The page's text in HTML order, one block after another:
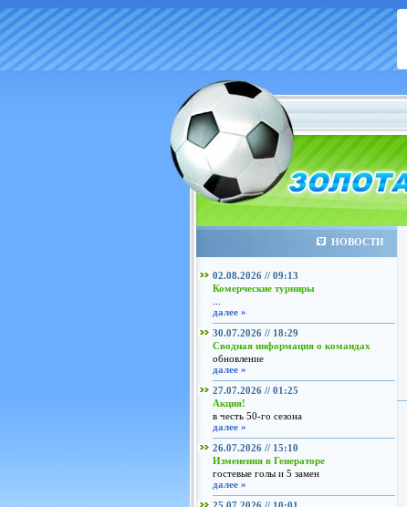
НОВОСТИ
02.08.2026 // 09:13
Комерческие турниры
далее »
30.07.2026 // 18:29
Сводная информация о командах
обновление
далее »
27.07.2026 // 01:25
Акция!
в честь 50-го сезона
далее »
26.07.2026 // 15:10
Изменения в Генераторе
гостевые голы и 5 замен
далее »